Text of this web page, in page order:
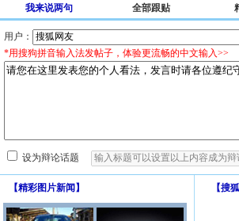
我来说两句 全部跟贴
用户：
*用搜狗拼音输入法发帖子，体验更流畅的中文输入>>
设为辩论话题
【精彩图片新闻 】 【搜